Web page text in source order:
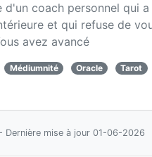
d'un coach personnel qui
et qui refuse de
avez avancé
Médiumnité Oracle Tarot
mise à jour 01-06-2026